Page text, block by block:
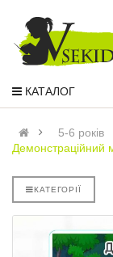
КАТАЛОГ
5-6 років
Демонстраційний
КАТЕГОРІЇ